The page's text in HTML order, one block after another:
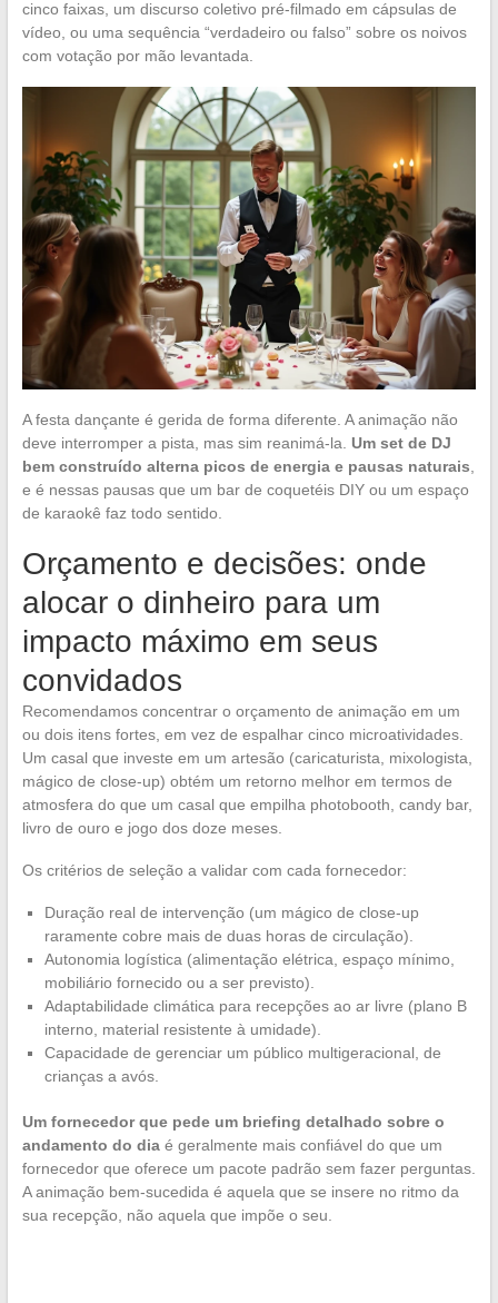
cinco faixas, um discurso coletivo pré-filmado em cápsulas de
vídeo, ou uma sequência “verdadeiro ou falso” sobre os noivos
com votação por mão levantada.
A festa dançante é gerida de forma diferente. A animação não
deve interromper a pista, mas sim reanimá-la. Um set de DJ
bem construído alterna picos de energia e pausas naturais,
e é nessas pausas que um bar de coquetéis DIY ou um espaço
de karaokê faz todo sentido.
Orçamento e decisões: onde
alocar o dinheiro para um
impacto máximo em seus
convidados
Recomendamos concentrar o orçamento de animação em um
ou dois itens fortes, em vez de espalhar cinco microatividades.
Um casal que investe em um artesão (caricaturista, mixologista,
mágico de close-up) obtém um retorno melhor em termos de
atmosfera do que um casal que empilha photobooth, candy bar,
livro de ouro e jogo dos doze meses.
Os critérios de seleção a validar com cada fornecedor:
Duração real de intervenção (um mágico de close-up
raramente cobre mais de duas horas de circulação).
Autonomia logística (alimentação elétrica, espaço mínimo,
mobiliário fornecido ou a ser previsto).
Adaptabilidade climática para recepções ao ar livre (plano B
interno, material resistente à umidade).
Capacidade de gerenciar um público multigeracional, de
crianças a avós.
Um fornecedor que pede um briefing detalhado sobre o
andamento do diaé geralmente mais confiável do que um
fornecedor que oferece um pacote padrão sem fazer perguntas.
A animação bem-sucedida é aquela que se insere no ritmo da
sua recepção, não aquela que impõe o seu.